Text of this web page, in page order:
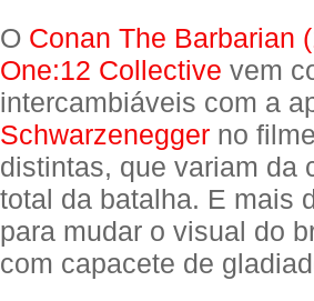
O Conan The Barbarian
One:12 Collective vem
intercambiáveis com a
Schwarzenegger no
distintas, que variam da
total da batalha. E mais
para mudar o visual do
com capacete de